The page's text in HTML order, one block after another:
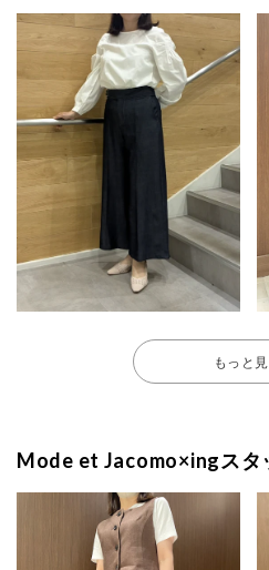
もっと
Mode et Jacomo×ingスタ